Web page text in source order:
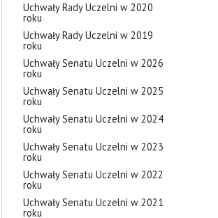
Uchwały Rady Uczelni w 2020
roku
Uchwały Rady Uczelni w 2019
roku
Uchwały Senatu Uczelni w 2026
roku
Uchwały Senatu Uczelni w 2025
roku
Uchwały Senatu Uczelni w 2024
roku
Uchwały Senatu Uczelni w 2023
roku
Uchwały Senatu Uczelni w 2022
roku
Uchwały Senatu Uczelni w 2021
roku